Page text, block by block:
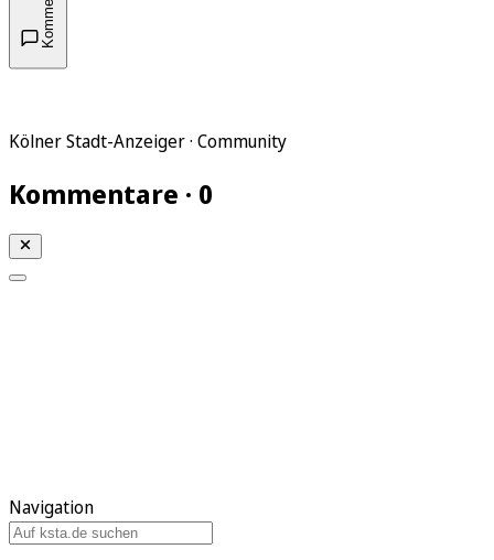
Kölner Stadt-Anzeiger · Community
Kommentare · 0
Navigation